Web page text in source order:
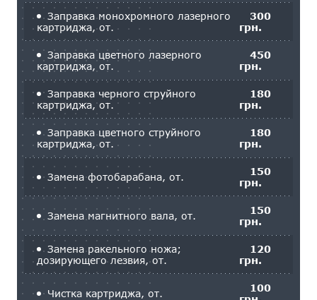
Заправка монохромного лазерного
картриджа, от.
300
грн.
Заправка цветного лазерного
картриджа, от.
450
грн.
Заправка черного струйного
картриджа, от.
180
грн.
Заправка цветного струйного
картриджа, от.
180
грн.
Замена фотобарабана, от.
150
грн.
Замена магнитного вала, от.
150
грн.
Замена ракельного ножа;
дозирующего лезвия, от.
120
грн.
Чистка картриджа, от.
100